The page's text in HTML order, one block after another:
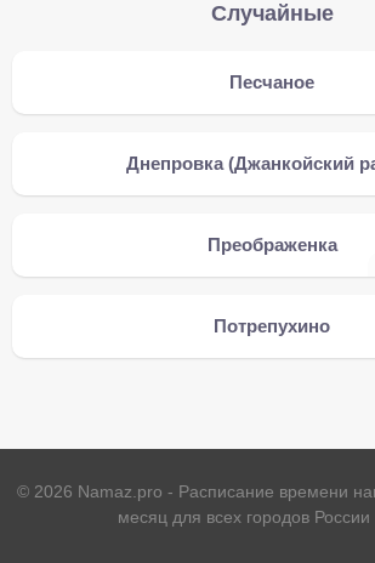
Случайные
Песчаное
Днепровка (Джанкойский
Преображенка
Потрепухино
© 2026 Namaz.pro - Расписание времени
месяц для всех городов